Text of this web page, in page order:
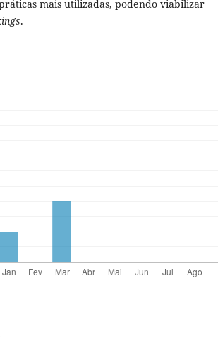
mais utilizadas, podendo viabilizar
.